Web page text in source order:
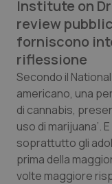
Campania
Emilia-
Friuli
Lazio
Liguria
Car-T
Colesterolo
Dermatite
Diabete &
Disturbi
Institute on
review
forniscono
riflessione
Secondo il
americano, una
di cannabis,
uso di marijuana’.
soprattutto gli
prima della
volte maggiore